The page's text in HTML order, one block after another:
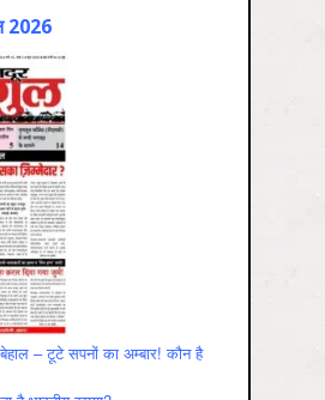
2026
– टूटे सपनों का अम्बार! कौन है